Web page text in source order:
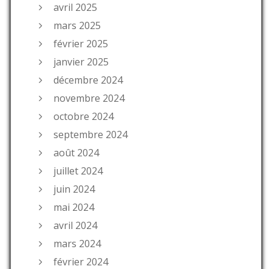
avril 2025
mars 2025
février 2025
janvier 2025
décembre 2024
novembre 2024
octobre 2024
septembre 2024
août 2024
juillet 2024
juin 2024
mai 2024
avril 2024
mars 2024
février 2024